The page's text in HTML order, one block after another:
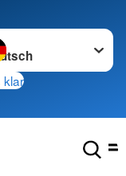
wechseln zu
klar